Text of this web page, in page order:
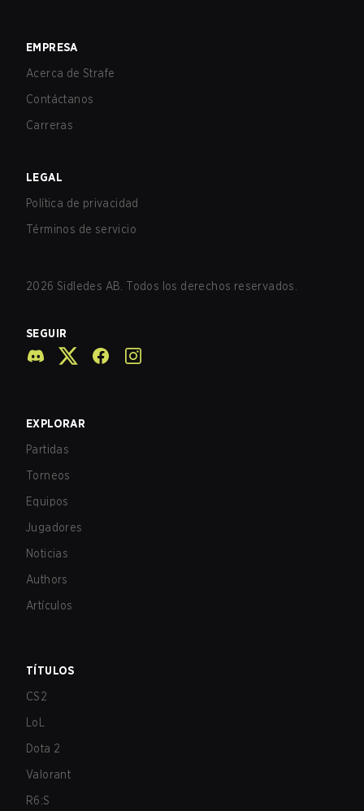
EMPRESA
Acerca de Strafe
Contáctanos
Carreras
LEGAL
Política de privacidad
Términos de servicio
2026 Sidledes AB. Todos los derechos reservados.
SEGUIR
EXPLORAR
Partidas
Torneos
Equipos
Jugadores
Noticias
Authors
Artículos
TÍTULOS
CS2
LoL
Dota 2
Valorant
R6:S